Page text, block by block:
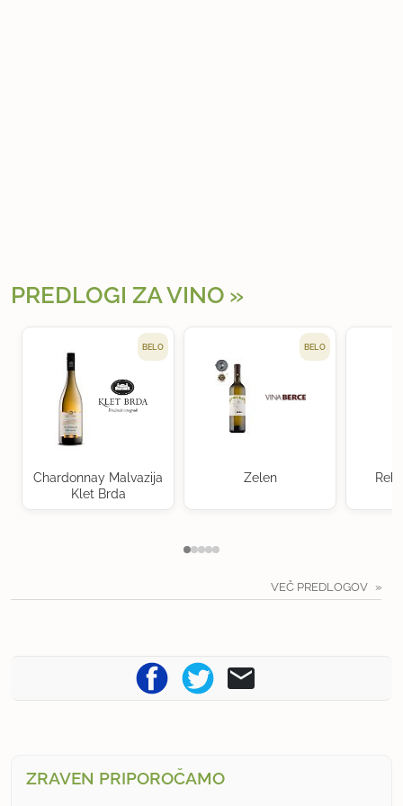
PREDLOGI ZA VINO
BELO
Chardonnay Malvazija
Klet Brda
BELO
Zelen
VEČ PREDLOGOV
ZRAVEN PRIPOROČAMO